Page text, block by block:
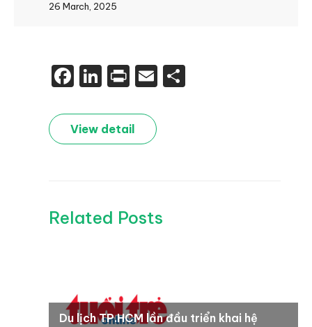
26 March, 2025
Facebook
LinkedIn
PrintEmail
View detail
Related Posts
Du lịch TP.HCM lần đầu triển khai hệ